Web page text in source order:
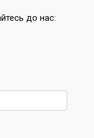
до нас: